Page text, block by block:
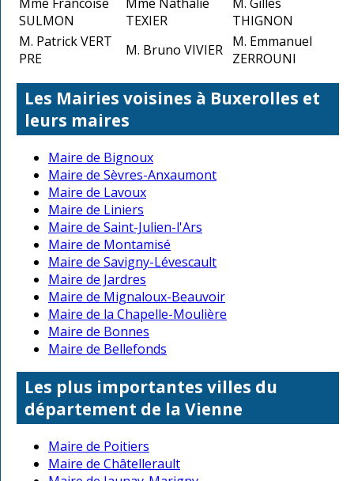
SULMON
TEXIER
THIGNON
M. Patrick VERT
PRE
M. Bruno VIVIER M. Emmanuel
ZERROUNI
Les Mairies voisines à Buxerolles et
leurs maires
Maire de Bignoux
Maire de Sèvres-Anxaumont
Maire de Lavoux
Maire de Liniers
Maire de Saint-Julien-l'Ars
Maire de Montamisé
Maire de Savigny-Lévescault
Maire de Jardres
Maire de Mignaloux-Beauvoir
Maire de la Chapelle-Moulière
Maire de Bonnes
Maire de Bellefonds
Les plus importantes villes du
département de la Vienne
Maire de Poitiers
Maire de Châtellerault